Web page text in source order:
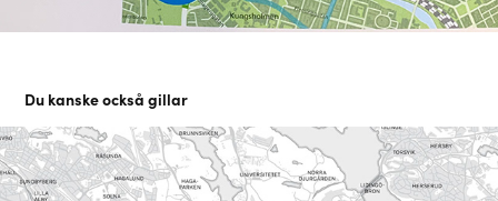
Du kanske också gillar